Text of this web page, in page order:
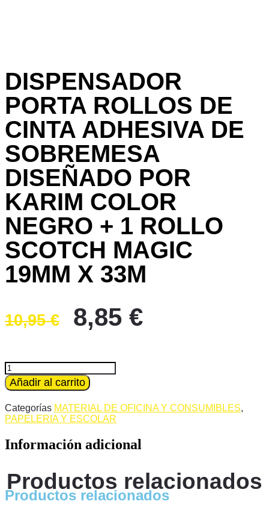
DISPENSADOR
PORTA ROLLOS DE
CINTA ADHESIVA DE
SOBREMESA
DISEÑADO POR
KARIM COLOR
NEGRO + 1 ROLLO
SCOTCH MAGIC
19MM X 33M
10,95€
El
precio
era:
10,95 €.
8,85 €El
DISPENSADOR
PORTA
ROLLOS
CINTA
ADHESIVA
SOBREMESA
KARIM
COLOR
NEGRO
Añadir al carrito
Categorías MATERIAL DE OFICINA Y CONSUMIBLES,
PAPELERIA Y ESCOLAR
Información adicional
Productos relacionados
Productos relacionados